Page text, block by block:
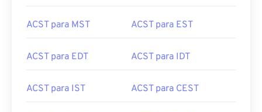
ACST para MST ACST para EST
ACST para EDT ACST para IDT
ACST para IST ACST para CEST